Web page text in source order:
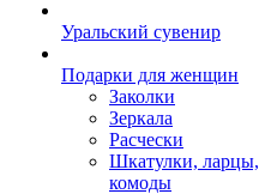
Уральский сувенир
Подарки для женщин
Заколки
Зеркала
Расчески
Шкатулки, ларцы,
комоды